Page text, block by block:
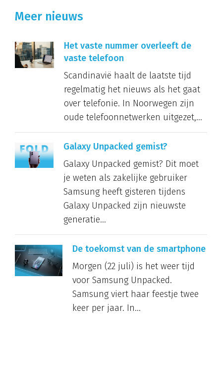
Meer nieuws
Het vaste nummer overleeft de
vaste telefoon
Scandinavië haalt de laatste tijd
regelmatig het nieuws als het gaat
over telefonie. In Noorwegen zijn
oude telefoonnetwerken uitgezet,...
Galaxy Unpacked gemist?
Galaxy Unpacked gemist? Dit moet
je weten als zakelijke gebruiker
Samsung heeft gisteren tijdens
Galaxy Unpacked zijn nieuwste
generatie...
De toekomst van de smartphone
Morgen (22 juli) is het weer tijd
voor Samsung Unpacked.
Samsung viert haar feestje twee
keer per jaar. In...